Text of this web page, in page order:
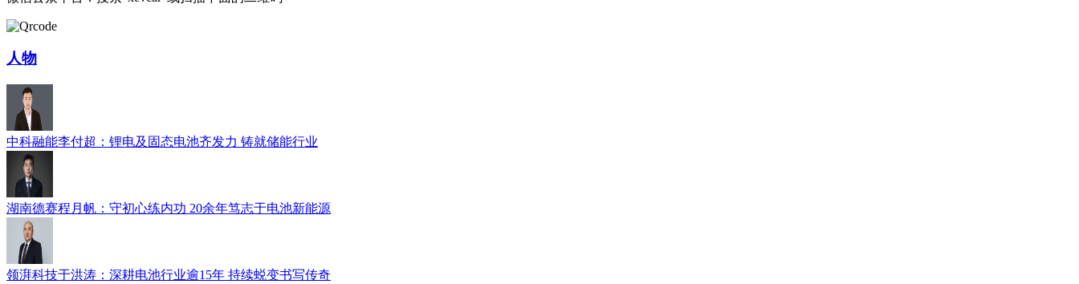
人物
中科融能李付超：锂电及固态电池齐发力 铸就储能行业
湖南德赛程月帆：守初心练内功 20余年笃志于电池新能源
领湃科技于洪涛：深耕电池行业逾15年 持续蜕变书写传奇